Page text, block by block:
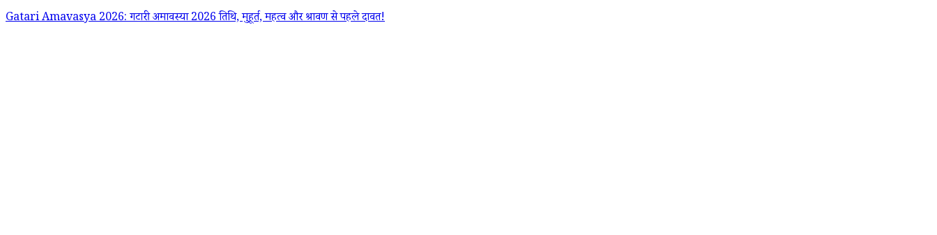
Gatari Amavasya 2026: गटारी अमावस्या 2026 तिथि, मुहूर्त, महत्व और श्रावण से पहले दावत!